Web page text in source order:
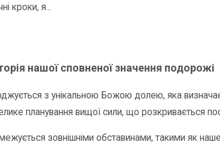
кроки, я...
нашої сповненої значення подорожі
з унікальною Божою долею, яка
планування вищої сили, що розкривається
зовнішніми обставинами, такими як